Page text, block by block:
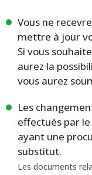
Vous ne
mettre à jour
Si vous
aurez la
vous aurez
Les
effectués par
ayant une
substitut.
Les documents